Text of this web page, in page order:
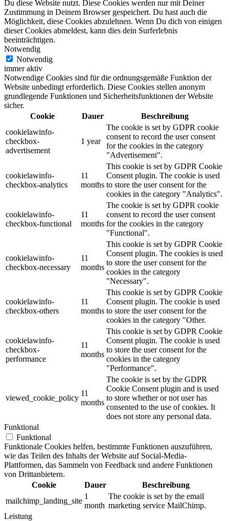
Du diese Website nutzt. Diese Cookies werden nur mit Deiner
Zustimmung in Deinem Browser gespeichert. Du hast auch die
Möglichkeit, diese Cookies abzulehnen. Wenn Du dich von einigen
dieser Cookies abmeldest, kann dies dein Surferlebnis
beeinträchtigen.
Notwendig
Notwendig
immer aktiv
Notwendige Cookies sind für die ordnungsgemäße Funktion der
Website unbedingt erforderlich. Diese Cookies stellen anonym
grundlegende Funktionen und Sicherheitsfunktionen der Website
sicher.
Cookie
Dauer
Beschreibung
cookielawinfo-
checkbox-
advertisement
1 year
The cookie is set by GDPR cookie
consent to record the user consent
for the cookies in the category
"Advertisement".
cookielawinfo-
checkbox-analytics
11
months
This cookie is set by GDPR Cookie
Consent plugin. The cookie is used
to store the user consent for the
cookies in the category "Analytics".
cookielawinfo-
checkbox-functional
11
months
The cookie is set by GDPR cookie
consent to record the user consent
for the cookies in the category
"Functional".
cookielawinfo-
checkbox-necessary
11
months
This cookie is set by GDPR Cookie
Consent plugin. The cookies is used
to store the user consent for the
cookies in the category
"Necessary".
cookielawinfo-
checkbox-others
11
months
This cookie is set by GDPR Cookie
Consent plugin. The cookie is used
to store the user consent for the
cookies in the category "Other.
cookielawinfo-
checkbox-
performance
11
months
This cookie is set by GDPR Cookie
Consent plugin. The cookie is used
to store the user consent for the
cookies in the category
"Performance".
viewed_cookie_policy
11
months
The cookie is set by the GDPR
Cookie Consent plugin and is used
to store whether or not user has
consented to the use of cookies. It
does not store any personal data.
Funktional
Funktional
Funktionale Cookies helfen, bestimmte Funktionen auszuführen,
wie das Teilen des Inhalts der Website auf Social-Media-
Plattformen, das Sammeln von Feedback und andere Funktionen
von Drittanbietern.
Cookie
Dauer
Beschreibung
mailchimp_landing_site
1
month
The cookie is set by the email
marketing service MailChimp.
Leistung